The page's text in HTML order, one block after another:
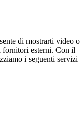
di mostrarti video o
fornitori esterni. Con il
i seguenti servizi